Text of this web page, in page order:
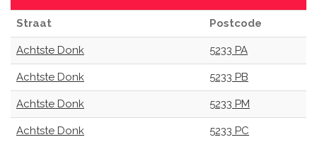
Straat Postcode
Achtste Donk 5233 PA
Achtste Donk 5233 PB
Achtste Donk 5233 PM
Achtste Donk 5233 PC